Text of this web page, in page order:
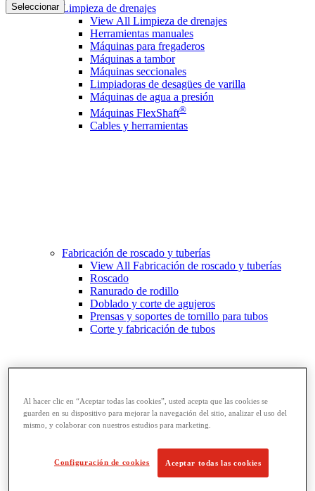
Seleccionar Limpieza de drenajes
View All Limpieza de drenajes
Herramientas manuales
Máquinas para fregaderos
Máquinas a tambor
Máquinas seccionales
Limpiadoras de desagües de varilla
Máquinas de agua a presión
Máquinas FlexShaft®
Cables y herramientas
Fabricación de roscado y tuberías
View All Fabricación de roscado y tuberías
Roscado
Ranurado de rodillo
Doblado y corte de agujeros
Prensas y soportes de tornillo para tubos
Corte y fabricación de tubos
Al hacer clic en “Aceptar todas las cookies”, usted acepta que las cookies se
guarden en su dispositivo para mejorar la navegación del sitio, analizar el uso del
mismo, y colaborar con nuestros estudios para marketing.
Configuración de cookies Aceptar todas las cookies